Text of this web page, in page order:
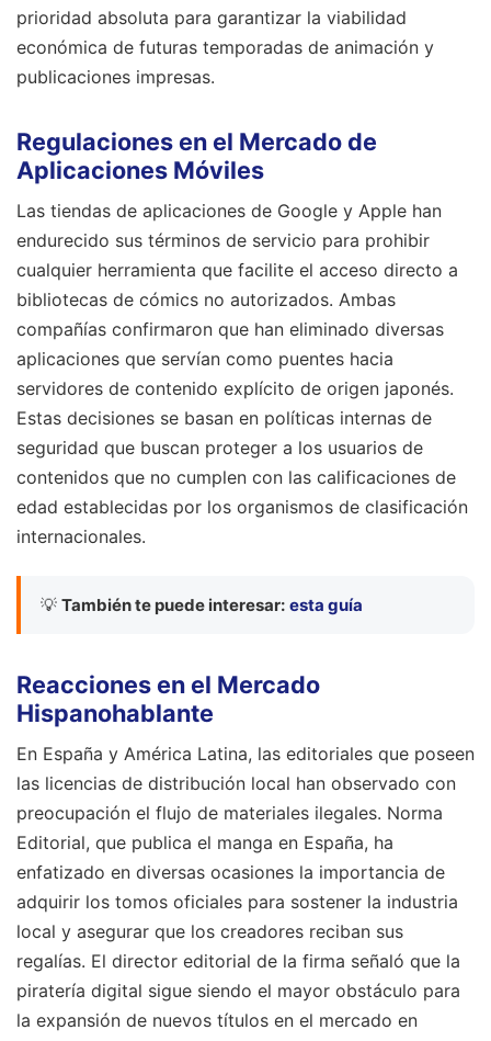
prioridad absoluta para garantizar la viabilidad
económica de futuras temporadas de animación y
publicaciones impresas.
Regulaciones en el Mercado de
Aplicaciones Móviles
Las tiendas de aplicaciones de Google y Apple han
endurecido sus términos de servicio para prohibir
cualquier herramienta que facilite el acceso directo a
bibliotecas de cómics no autorizados. Ambas
compañías confirmaron que han eliminado diversas
aplicaciones que servían como puentes hacia
servidores de contenido explícito de origen japonés.
Estas decisiones se basan en políticas internas de
seguridad que buscan proteger a los usuarios de
contenidos que no cumplen con las calificaciones de
edad establecidas por los organismos de clasificación
internacionales.
💡 También te puede interesar: esta guía
Reacciones en el Mercado
Hispanohablante
En España y América Latina, las editoriales que poseen
las licencias de distribución local han observado con
preocupación el flujo de materiales ilegales. Norma
Editorial, que publica el manga en España, ha
enfatizado en diversas ocasiones la importancia de
adquirir los tomos oficiales para sostener la industria
local y asegurar que los creadores reciban sus
regalías. El director editorial de la firma señaló que la
piratería digital sigue siendo el mayor obstáculo para
la expansión de nuevos títulos en el mercado en